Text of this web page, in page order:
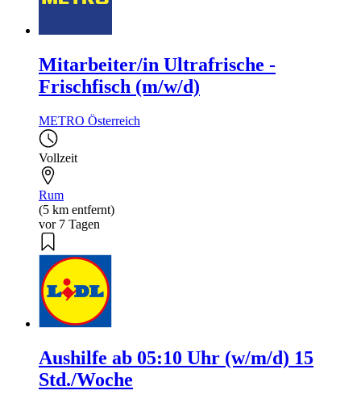
Mitarbeiter/in Ultrafrische -
Frischfisch (m/w/d)
METRO Österreich
Vollzeit
Rum
(5 km entfernt)
vor 7 Tagen
Aushilfe ab 05:10 Uhr (w/m/d) 15
Std./Woche